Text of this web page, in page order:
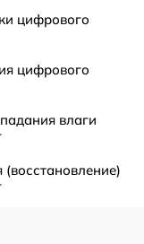
цифрового
цифрового
влаги